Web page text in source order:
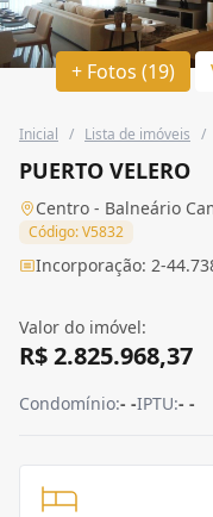
+ Fotos (19)
Inicial / Lista de imóveis /
PUERTO VELERO
Centro - Balneário
Código: V5832
Incorporação: 2-
Valor do imóvel:
R$ 2.825.968,37
Condomínio:- -IPTU:- -